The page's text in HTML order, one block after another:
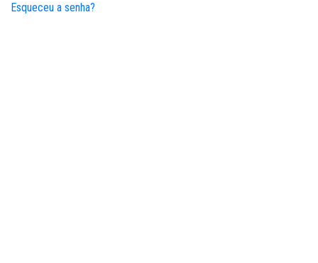
Esqueceu a senha?